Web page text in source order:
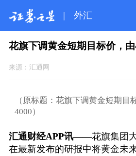
| 外汇
花旗下调黄金短期目标价，由
来源： 汇通网
（原标题：花旗下调黄金短期目
4000）
汇通财经APP讯——花旗集团
在最新发布的研报中将黄金未